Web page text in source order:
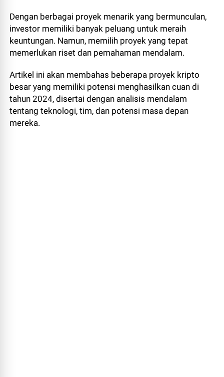
Dengan berbagai proyek menarik yang bermunculan,
investor memiliki banyak peluang untuk meraih
keuntungan. Namun, memilih proyek yang tepat
memerlukan riset dan pemahaman mendalam.
Artikel ini akan membahas beberapa proyek kripto
besar yang memiliki potensi menghasilkan cuan di
tahun 2024, disertai dengan analisis mendalam
tentang teknologi, tim, dan potensi masa depan
mereka.